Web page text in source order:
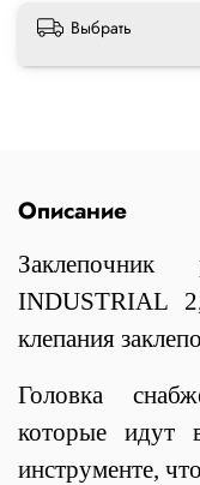
Выбрать
Описание
INDUSTRIAL
клепания
Головка
которые идут
инструменте,